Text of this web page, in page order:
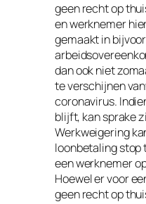
geen recht op
en werknemer
gemaakt in
dan ook niet
te verschijnen
coronavirus.
blijft, kan sprake
Werkweigering
loonbetaling stop
een werknemer
Hoewel er voor
geen recht op